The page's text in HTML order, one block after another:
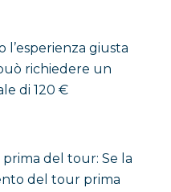
l’esperienza giusta
richiedere un
di 120 €
del tour: Se la
del tour prima